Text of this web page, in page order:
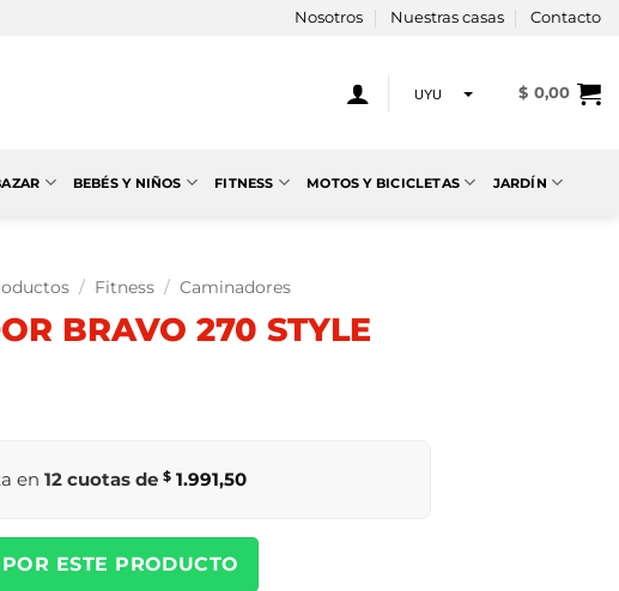
Nosotros Nuestras casas Contacto
UYU $ 0,00
BEBÉS Y NIÑOS FITNESS MOTOS Y BICICLETAS JARDÍN
/ Fitness / Caminadores
BRAVO 270 STYLE
en 12 cuotas de $ 1.991,50
ESTE PRODUCTO